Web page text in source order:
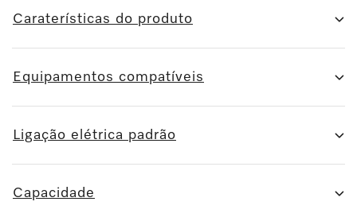
Caraterísticas do produto
Equipamentos compatíveis
Ligação elétrica padrão
Capacidade